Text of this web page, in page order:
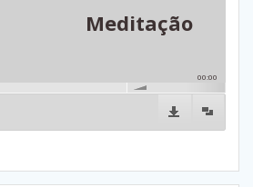
Meditação
00:00